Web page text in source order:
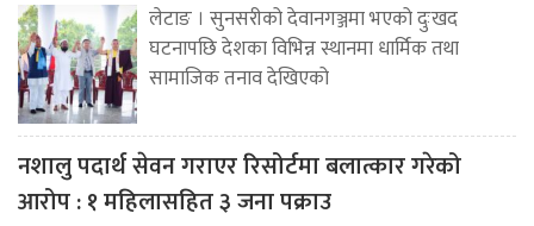
लेटाङ । सुनसरीको देवानगञ्जमा भएको दुःखद
घटनापछि देशका विभिन्न स्थानमा धार्मिक तथा
सामाजिक तनाव देखिएको
नशालु पदार्थ सेवन गराएर रिसोर्टमा बलात्कार गरेको
आरोप : १ महिलासहित ३ जना पक्राउ